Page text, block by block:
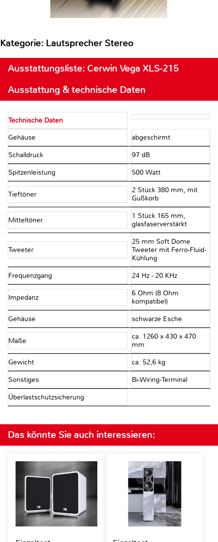
Kategorie: Lautsprecher Stereo
Ausstattungsliste: Cerwin Vega XLS-215
Ausstattung & technische Daten
Technische Daten
Gehäuse abgeschirmt
Schalldruck 97 dB
Spitzenleistung 500 Watt
Tieftöner
2 Stück 380 mm, mit
Gußkorb
Mitteltöner
1 Stück 165 mm,
glasfaserverstärkt
Tweeter
25 mm Soft Dome
Tweeter mit Ferro-Fluid-
Kühlung
Frequenzgang 24 Hz - 20 KHz
Impedanz
6 Ohm (8 Ohm
kompatibel)
Gehäuse schwarze Esche
Maße
ca. 1260 x 430 x 470
mm
Gewicht ca. 52,6 kg
Sonstiges Bi-Wiring-Terminal
Überlastschutzsicherung
Das könnte Sie auch interessieren: